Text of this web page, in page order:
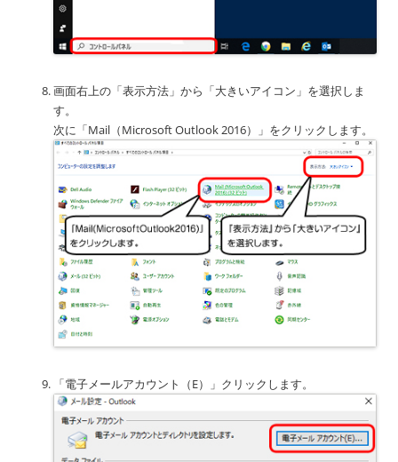
画面右上の「表示方法」から「大きいアイコン」を選択しま
す。
次に「Mail（Microsoft Outlook 2016）」をクリックします。
「電子メールアカウント（E）」クリックします。